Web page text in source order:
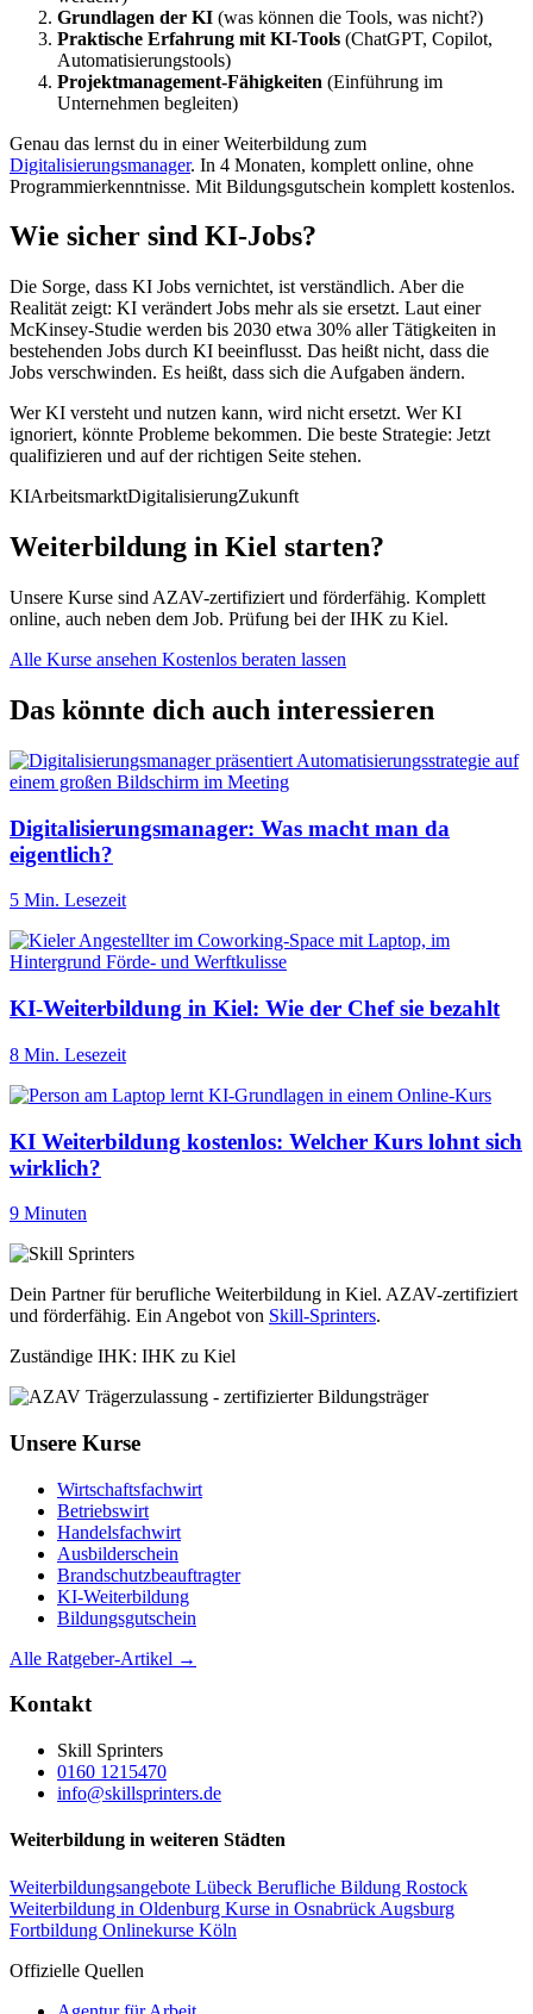
Grundlagen der KI (was können die Tools, was nicht?)
Praktische Erfahrung mit KI-Tools (ChatGPT, Copilot,
Automatisierungstools)
Projektmanagement-Fähigkeiten (Einführung im
Unternehmen begleiten)
Genau das lernst du in einer Weiterbildung zum
Digitalisierungsmanager. In 4 Monaten, komplett online, ohne
Programmierkenntnisse. Mit Bildungsgutschein komplett kostenlos.
Wie sicher sind KI-Jobs?
Die Sorge, dass KI Jobs vernichtet, ist verständlich. Aber die
Realität zeigt: KI verändert Jobs mehr als sie ersetzt. Laut einer
McKinsey-Studie werden bis 2030 etwa 30% aller Tätigkeiten in
bestehenden Jobs durch KI beeinflusst. Das heißt nicht, dass die
Jobs verschwinden. Es heißt, dass sich die Aufgaben ändern.
Wer KI versteht und nutzen kann, wird nicht ersetzt. Wer KI
ignoriert, könnte Probleme bekommen. Die beste Strategie: Jetzt
qualifizieren und auf der richtigen Seite stehen.
KIArbeitsmarktDigitalisierungZukunft
Weiterbildung in Kiel starten?
Unsere Kurse sind AZAV-zertifiziert und förderfähig. Komplett
online, auch neben dem Job. Prüfung bei der IHK zu Kiel.
Alle Kurse ansehen Kostenlos beraten lassen
Das könnte dich auch interessieren
Digitalisierungsmanager: Was macht man da
eigentlich?
5 Min. Lesezeit
KI-Weiterbildung in Kiel: Wie der Chef sie bezahlt
8 Min. Lesezeit
KI Weiterbildung kostenlos: Welcher Kurs lohnt sich
wirklich?
9 Minuten
Dein Partner für berufliche Weiterbildung in Kiel. AZAV-zertifiziert
und förderfähig. Ein Angebot von Skill-Sprinters.
Zuständige IHK: IHK zu Kiel
Unsere Kurse
Wirtschaftsfachwirt
Betriebswirt
Handelsfachwirt
Ausbilderschein
Brandschutzbeauftragter
KI-Weiterbildung
Bildungsgutschein
Alle Ratgeber-Artikel →
Kontakt
Skill Sprinters
0160 1215470
info@skillsprinters.de
Weiterbildung in weiteren Städten
Weiterbildungsangebote Lübeck Berufliche Bildung Rostock
Weiterbildung in Oldenburg Kurse in Osnabrück Augsburg
Fortbildung Onlinekurse Köln
Offizielle Quellen